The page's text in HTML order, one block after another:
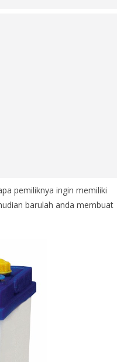
pemiliknya ingin memiliki
barulah anda membuat